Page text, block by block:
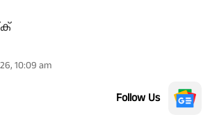
10:09 am
Follow Us